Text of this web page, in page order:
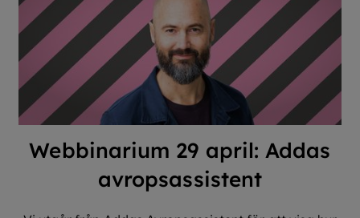
Webbinarium 29 april: Addas
avropsassistent